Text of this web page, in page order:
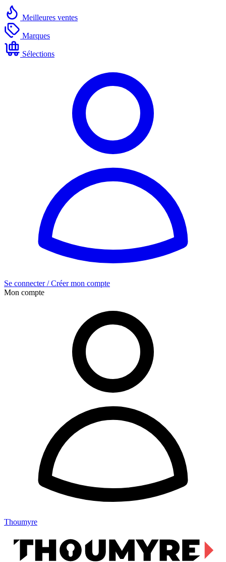
Meilleures ventes
Marques
Sélections
Se connecter / Créer mon compte
Mon compte
Thoumyre